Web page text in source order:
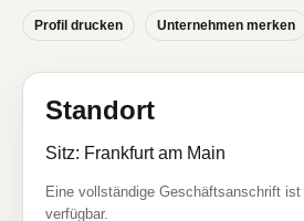
Profil drucken Unternehmen merken
Standort
Sitz: Frankfurt am Main
Eine vollständige Geschäftsanschrift
verfügbar.